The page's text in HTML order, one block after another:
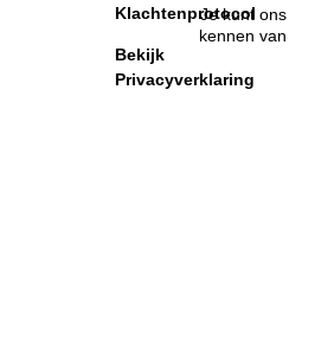
Bekijk
Privacyverklaring
Klachtenprotocol
Je kunt ons
kennen van